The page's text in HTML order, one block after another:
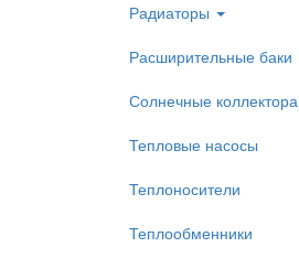
Радиаторы
Расширительные баки
Солнечные коллектора
Тепловые насосы
Теплоносители
Теплообменники